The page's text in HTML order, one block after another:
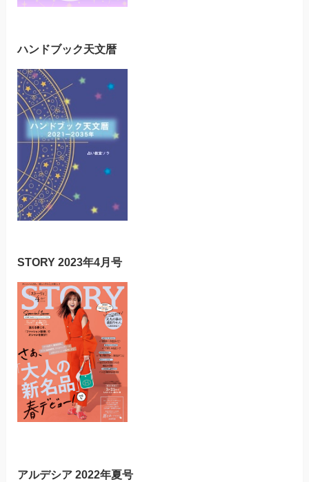
ハンドブック天文暦
STORY 2023年4月号
アルデシア 2022年夏号